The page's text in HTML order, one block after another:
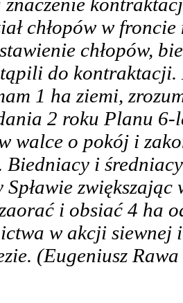
chłopów w
chłopów,
do kontraktacji.
1 ha ziemi,
2 roku Planu
walce o pokój i
Biedniacy i
zwiększając
i obsiać 4 ha
w akcji siewnej
(Eugeniusz